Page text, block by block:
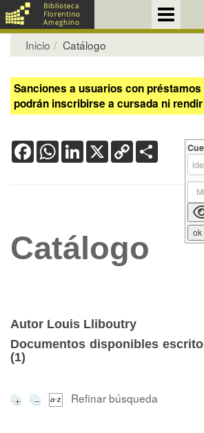
Inicio Catálogo
Sanciones a usuarios con
podrán inscribirse a cursada ni
FacebookWhatsApp
LinkedIn
X Copy
Link
Catálogo
Autor Louis Lliboutry
Documentos disponibles
(1)
Refinar búsqueda